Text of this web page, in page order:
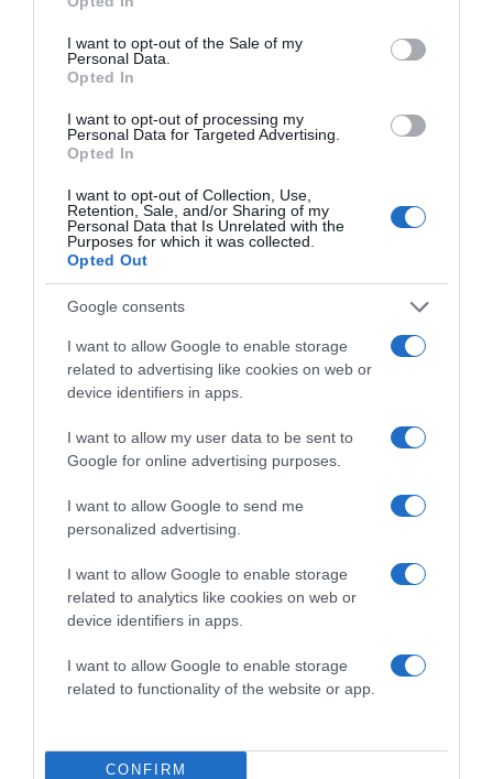
use your data for below specified purposes in below Google
consent section.
I want to opt-out of the Sale of my
Personal Data.
Opted In
I want to opt-out of processing my
Personal Data for Targeted Advertising.
Opted In
I want to opt-out of Collection, Use,
Retention, Sale, and/or Sharing of my
Personal Data that Is Unrelated with the
Purposes for which it was collected.
Opted Out
Google consents
I want to allow Google to enable storage
related to advertising like cookies on web or
device identifiers in apps.
I want to allow my user data to be sent to
Google for online advertising purposes.
I want to allow Google to send me
personalized advertising.
I want to allow Google to enable storage
related to analytics like cookies on web or
device identifiers in apps.
I want to allow Google to enable storage
related to functionality of the website or app.
CONFIRM
feketéhez.
Figyelem! A hűtőben pihenve a mandulatej hajlamos
leülepedni, ezért használat előtt mindenképpen rázzuk
sem hasonlító íz-harmóniát, amivel ez az egészséges
növényi tej megajándékoz minket.
MIÉRT ÉRDEMES ELMERÜLNI A NÖVÉNYI
ALAPANYAGOKBÓL KÉSZÍTETT TEJEK VILÁGÁBAN?
Cikkünk főszereplője, a mandulatej mellett számos egyéb
növényi opció áll a rendelkezésünkre, ha közelebbi
ismeretséget kötnénk azok izgalmas felhozatalával. És
nem, nem csak abban az esetben, ha vegán életvitelt
folytatunk, hiszen a növényi tej számos módon
szolgálhatja az egészségünket.
A tehéntej kiváltására tökéletes alkalmas ital, ahogy
említettük páratlanul bő forrása a vitaminoknak és
bátran fogyasztható, egészséges tejforrás, amiért kicsik
és nagyon is egyaránt rajonganak. Ha házilag készítjük,
jóval olcsóbban jövünk ki, mintha a boltból szereznénk
be a heti adagunkat.
Forrás
Facebook